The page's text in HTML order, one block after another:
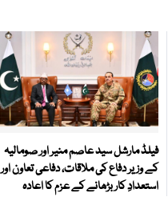
فیلڈ مارشل سید عاصم منیر اور صومالیہ
کے وزیر دفاع کی ملاقات، دفاعی تعاون اور
استعدادِ کار بڑھانے کے عزم کا اعادہ